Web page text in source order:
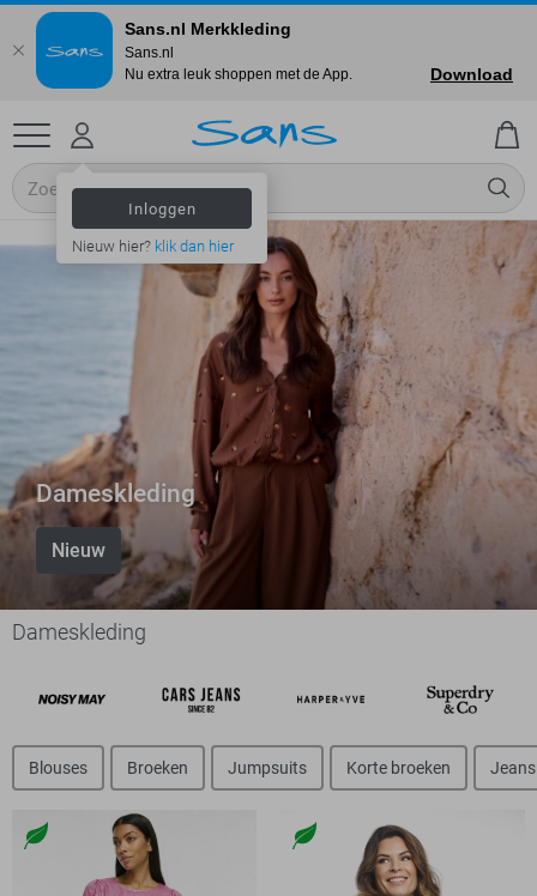
Inloggen
Nieuw hier? klik dan hier
Dameskleding
Nieuw
Dameskleding
Blouses Broeken Jumpsuits Korte broeken Jeans
Sans.nl Merkkleding
Sans.nl
Nu extra leuk shoppen met de App.
Download